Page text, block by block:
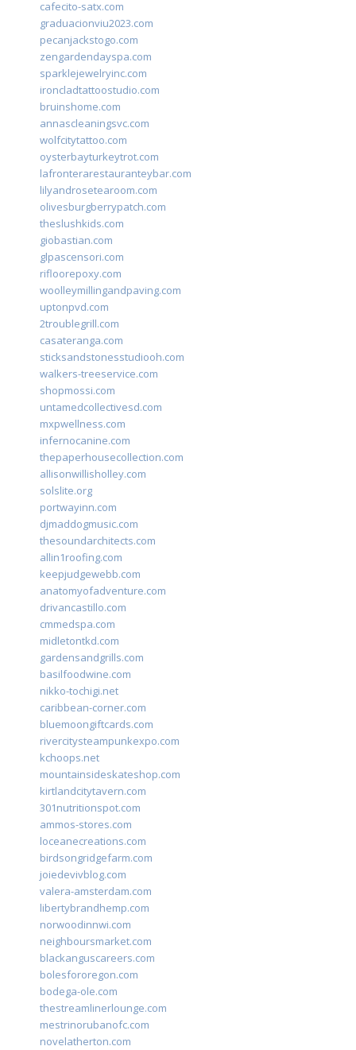
cafecito-satx.com
graduacionviu2023.com
pecanjackstogo.com
zengardendayspa.com
sparklejewelryinc.com
ironcladtattoostudio.com
bruinshome.com
annascleaningsvc.com
wolfcitytattoo.com
oysterbayturkeytrot.com
lafronterarestauranteybar.com
lilyandrosetearoom.com
olivesburgberrypatch.com
theslushkids.com
giobastian.com
glpascensori.com
rifloorepoxy.com
woolleymillingandpaving.com
uptonpvd.com
2troublegrill.com
casateranga.com
sticksandstonesstudiooh.com
walkers-treeservice.com
shopmossi.com
untamedcollectivesd.com
mxpwellness.com
infernocanine.com
thepaperhousecollection.com
allisonwillisholley.com
solslite.org
portwayinn.com
djmaddogmusic.com
thesoundarchitects.com
allin1roofing.com
keepjudgewebb.com
anatomyofadventure.com
drivancastillo.com
cmmedspa.com
midletontkd.com
gardensandgrills.com
basilfoodwine.com
nikko-tochigi.net
caribbean-corner.com
bluemoongiftcards.com
rivercitysteampunkexpo.com
kchoops.net
mountainsideskateshop.com
kirtlandcitytavern.com
301nutritionspot.com
ammos-stores.com
loceanecreations.com
birdsongridgefarm.com
joiedevivblog.com
valera-amsterdam.com
libertybrandhemp.com
norwoodinnwi.com
neighboursmarket.com
blackanguscareers.com
bolesfororegon.com
bodega-ole.com
thestreamlinerlounge.com
mestrinorubanofc.com
novelatherton.com